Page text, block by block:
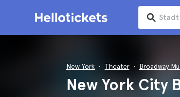
New York Theater Broadway
New York City